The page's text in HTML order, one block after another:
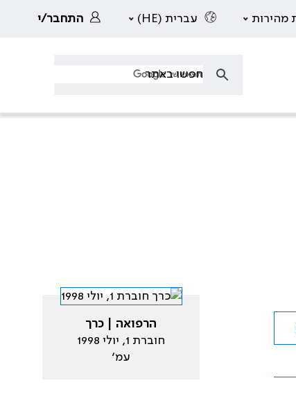
מהירות עברית (HE) התחבר/י
הרפואה | כרך
חוברת 1, יולי 1998
עמ׳